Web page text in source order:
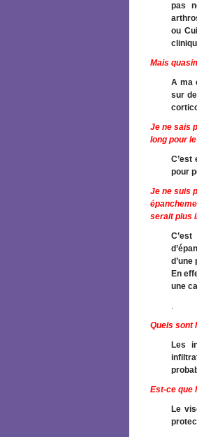
pas
ou
Mais
A ma
sur
Je ne sais
long pour
C’est
pour
Je ne suis
serait plus
En
une
.
Quels sont
Les
Est-ce que
Le